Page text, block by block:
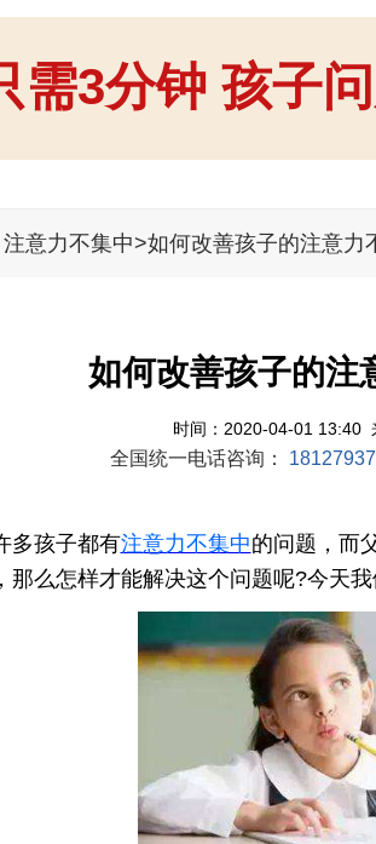
需3分钟 孩子
注意力不集中>如何改善孩子的注意力
如何改善孩子的注
时间：2020-04-01 13:40
全国统一电话咨询：
孩子都有注意力不集中的问题，而
那么怎样才能解决这个问题呢?今天我